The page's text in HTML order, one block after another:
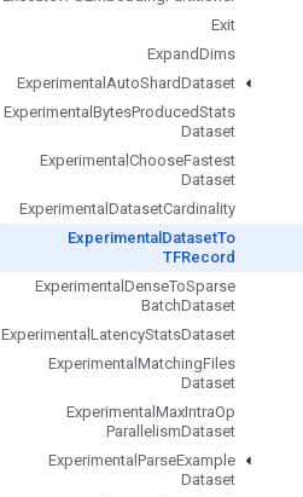
Exit
ExpandDims
Experimental AutoShardDataset
Experimental BytesProducedStats
Dataset
Experimental ChooseFastest
Dataset
Experimental DatasetCardinality
Experimental DatasetTo
TFRecord
Experimental DenseToSparse
BatchDataset
Experimental LatencyStatsDataset
Experimental MatchingFiles
Dataset
Experimental MaxIntraOp
ParallelismDataset
Experimental ParseExample
Dataset